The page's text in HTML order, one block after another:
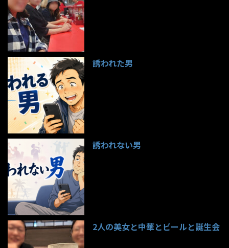
誘われた男
誘われない男
2人の美女と中華とビールと誕生会